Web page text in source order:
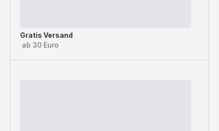
Gratis Versand
ab 30 Euro